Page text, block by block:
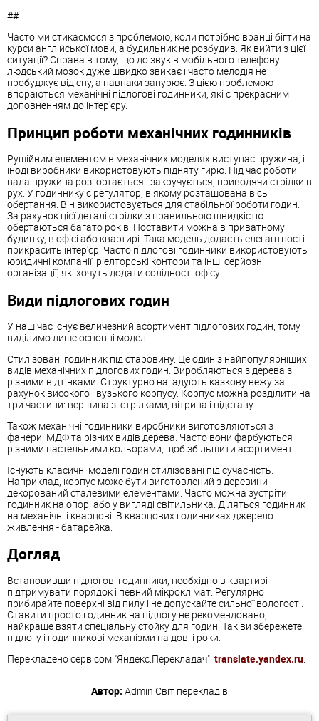
##
Часто ми стикаємося з проблемою, коли потрібно вранці бігти на
курси англійської мови, а будильник не розбудив. Як вийти з цієї
ситуації? Справа в тому, що до звуків мобільного телефону
людський мозок дуже швидко звикає і часто мелодія не
пробуджує від сну, а навпаки занурює. З цією проблемою
впораються механічні підлогові годинники, які є прекрасним
доповненням до інтер'єру.
Принцип роботи механічних годинників
Рушійним елементом в механічних моделях виступає пружина, і
іноді виробники використовують підняту гирю. Під час роботи
вала пружина розгортається і закручується, приводячи стрілки в
рух. У годиннику є регулятор, в якому розташована вісь
обертання. Він використовується для стабільної роботи годин.
За рахунок цієї деталі стрілки з правильною швидкістю
обертаються багато років. Поставити можна в приватному
будинку, в офісі або квартирі. Така модель додасть елегантності і
прикрасить інтер'єр. Часто підлогові годинники використовують
юридичні компанії, ріелторські контори та інші серйозні
організації, які хочуть додати солідності офісу.
Види підлогових годин
У наш час існує величезний асортимент підлогових годин, тому
виділимо лише основні моделі.
Стилізовані годинник під старовину. Це один з найпопулярніших
видів механічних підлогових годин. Виробляються з дерева з
різними відтінками. Структурно нагадують казкову вежу за
рахунок високого і вузького корпусу. Корпус можна розділити на
три частини: вершина зі стрілками, вітрина і підставу.
Також механічні годинники виробники виготовляються з
фанери, МДФ та різних видів дерева. Часто вони фарбуються
різними пастельними кольорами, щоб збільшити асортимент.
Існують класичні моделі годин стилізовані під сучасність.
Наприклад, корпус може бути виготовлений з деревини і
декорований сталевими елементами. Часто можна зустріти
годинник на опорі або у вигляді світильника. Діляться годинник
на механічні і кварцові. В кварцових годинниках джерело
живлення - батарейка.
Догляд
Встановивши підлогові годинники, необхідно в квартирі
підтримувати порядок і певний мікроклімат. Регулярно
прибирайте поверхні від пилу і не допускайте сильної вологості.
Ставити просто годинник на підлогу не рекомендовано,
найкраще взяти спеціальну стойку для годин. Так ви збережете
підлогу і годинникові механізми на довгі роки.
Перекладено сервісом "Яндекс.Перекладач": translate.yandex.ru.
Автор: Admin Світ перекладів